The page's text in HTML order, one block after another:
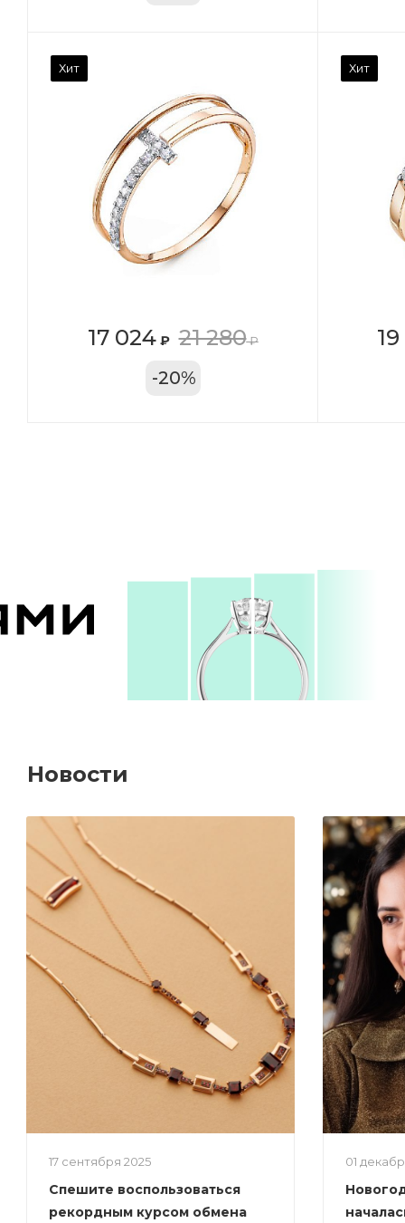
Хит
17 024₽ 21 280₽
-20%
Хит
Вес драгметалла
1.27
Марка (бренд)
Дельта
Цвет золота
ТРЦ «Московский
Проспект»
Новости
17 сентября 2025
Спешите воспользоваться
рекордным курсом обмена
01